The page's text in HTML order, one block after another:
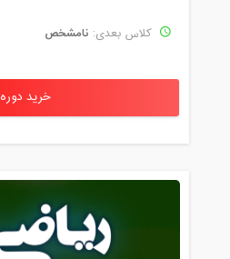
کلاس بعدی: نامشخص
خرید دوره